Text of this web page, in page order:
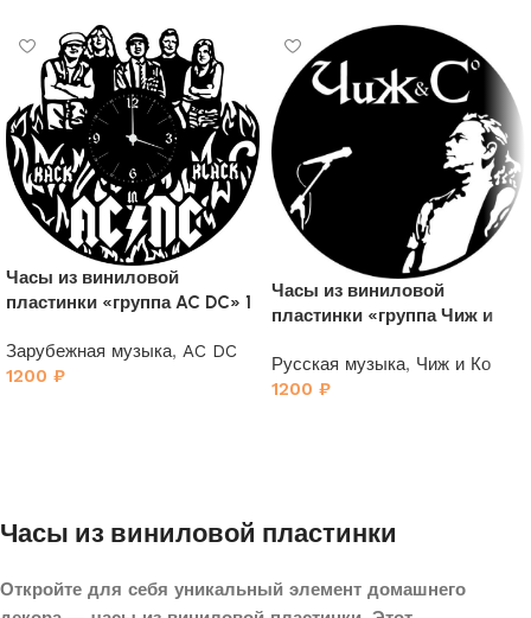
Часы из виниловой
пластинки «группа AC DC» 1
Зарубежная музыка, AC DC
1200 ₽
Часы из виниловой
пластинки «группа Чиж и
Русская музыка, Чиж и Ко
1200 ₽
Часы из виниловой пластинки
Откройте для себя уникальный элемент домашнего